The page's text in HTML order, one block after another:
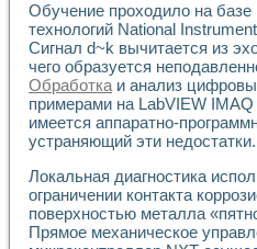
Оборудование и
Виртуальный
Управление роботом
Аппаратно-
Исследование
Использование
Учебный стенд для
Виртуальная
Преемственность
Обучение проходило на базе
технологий National
Сигнал d~k вычитается из
чего образуется
Обработкаи анализ
примерами на LabVIEW
имеется аппаратно-
устраняющий эти недостатки.
Локальная диагностика
ограничении контакта
поверхностью металла
Прямое механическое